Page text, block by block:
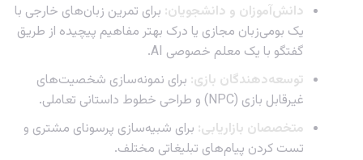
دانش‌آموزان و دانشجویان: برای تمرین زبان‌های خارجی با
یک بومی‌زبان مجازی یا درک بهتر مفاهیم پیچیده از طریق
گفتگو با یک معلم خصوصی AI.
توسعه‌دهندگان بازی: برای نمونه‌سازی شخصیت‌های
غیرقابل بازی (NPC) و طراحی خطوط داستانی تعاملی.
متخصصان بازاریابی: برای شبیه‌سازی پرسونای مشتری و
تست کردن پیام‌های تبلیغاتی مختلف.